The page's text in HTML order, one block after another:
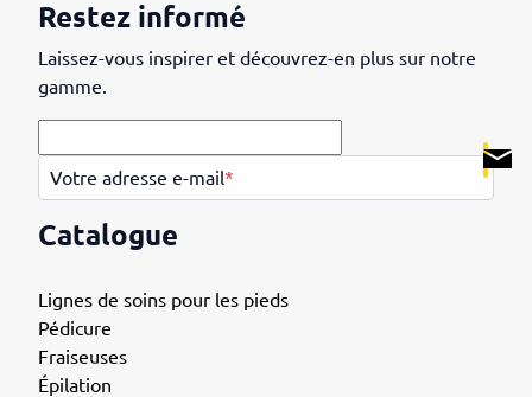
Catalogue
Lignes de soins pour les pieds
Pédicure
Fraiseuses
Épilation
Restez informé
Laissez-vous inspirer et découvrez-en plus sur notre
gamme.
Votre adresse e-mail*
.